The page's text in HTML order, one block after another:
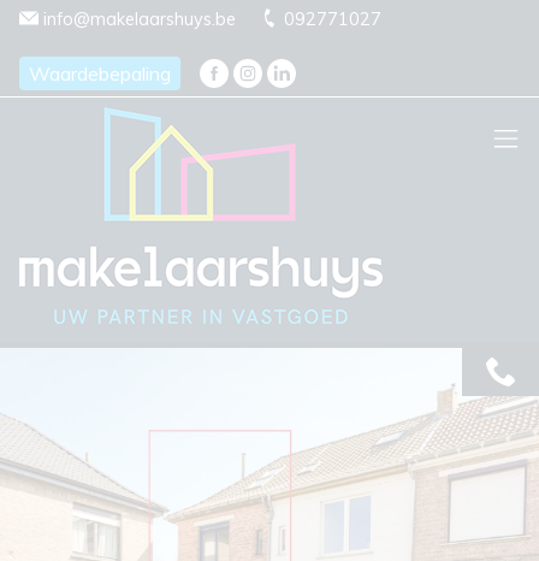
Menu overslaan en naar de inhoud gaan
info@makelaarshuys.be 092771027
Waardebepaling